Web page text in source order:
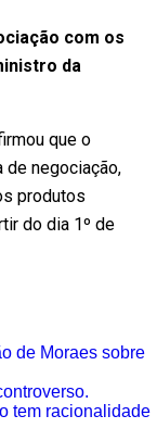
com os
da
que o
de negociação,
produtos
do dia 1º de
de Moraes sobre
tem racionalidade